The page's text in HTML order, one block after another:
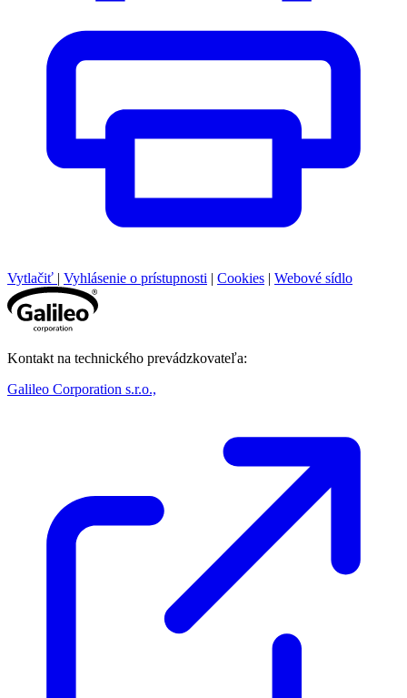
Vytlačiť | Vyhlásenie o prístupnosti | Cookies | Webové sídlo
Kontakt na technického prevádzkovateľa:
Galileo Corporation s.r.o.,